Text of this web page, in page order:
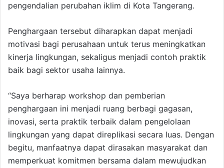
pengendalian perubahan iklim di Kota Tangerang.
Penghargaan tersebut diharapkan dapat menjadi
motivasi bagi perusahaan untuk terus meningkatkan
kinerja lingkungan, sekaligus menjadi contoh praktik
baik bagi sektor usaha lainnya.
“Saya berharap workshop dan pemberian
penghargaan ini menjadi ruang berbagi gagasan,
inovasi, serta praktik terbaik dalam pengelolaan
lingkungan yang dapat direplikasi secara luas. Dengan
begitu, manfaatnya dapat dirasakan masyarakat dan
memperkuat komitmen bersama dalam mewujudkan